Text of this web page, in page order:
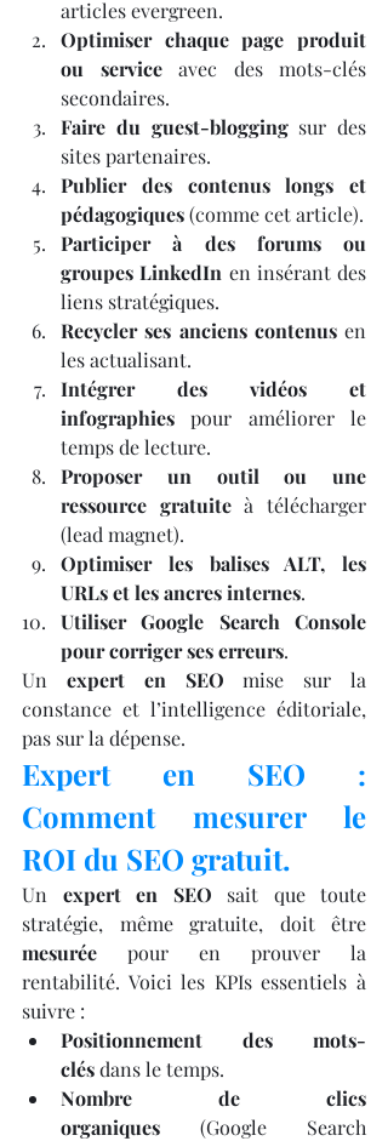
articles evergreen.
Optimiser chaque page produit
ou service avec des mots-clés
secondaires.
Faire du guest-blogging sur des
sites partenaires.
Publier des contenus longs et
pédagogiques (comme cet article).
Participer à des forums ou
groupes LinkedIn en insérant des
liens stratégiques.
Recycler ses anciens contenus en
les actualisant.
Intégrer des vidéos et
infographies pour améliorer le
temps de lecture.
Proposer un outil ou une
ressource gratuite à télécharger
(lead magnet).
Optimiser les balises ALT, les
URLs et les ancres internes.
Utiliser Google Search Console
pour corriger ses erreurs.
Un expert en SEO mise sur la
constance et l’intelligence éditoriale,
pas sur la dépense.
Expert en SEO :
Comment mesurer le
ROI du SEO gratuit.
Un expert en SEO sait que toute
mesurée pour en prouver la
rentabilité. Voici les KPIs essentiels à
suivre :
Positionnement des mots-
clés dans le temps.
Nombre de clics
organiques (Google Search